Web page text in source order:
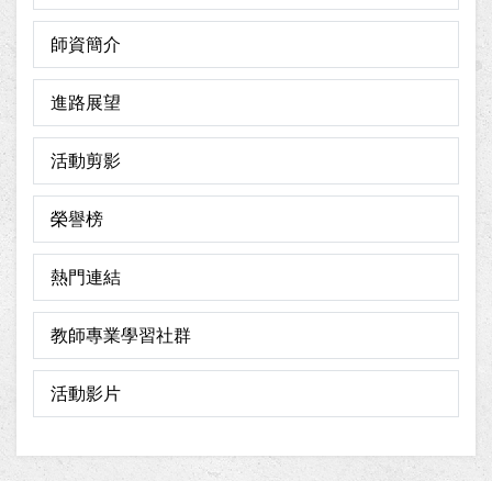
師資簡介
進路展望
活動剪影
榮譽榜
熱門連結
教師專業學習社群
活動影片